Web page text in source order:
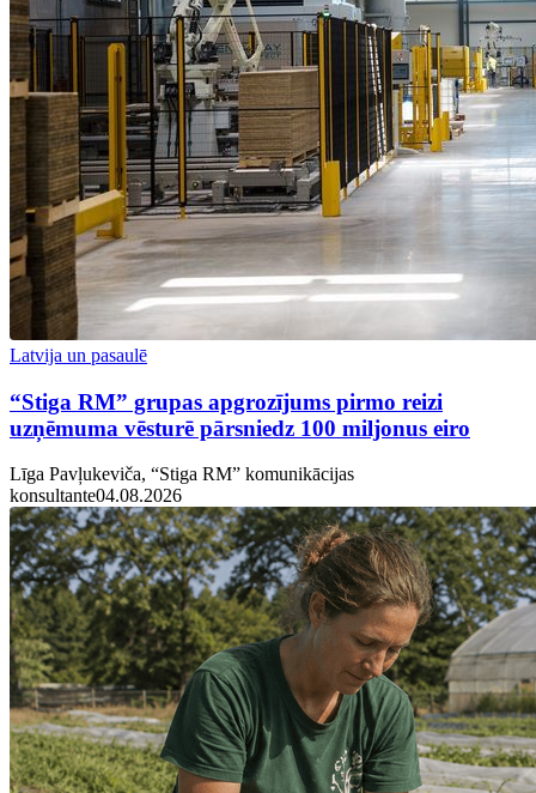
Latvija un pasaulē
“Stiga RM” grupas apgrozījums pirmo reizi
uzņēmuma vēsturē pārsniedz 100 miljonus eiro
Līga Pavļukeviča, “Stiga RM” komunikācijas
konsultante04.08.2026